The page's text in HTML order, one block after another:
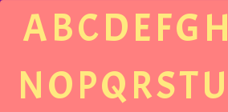
ABCDEFGH
NOPQRSTU